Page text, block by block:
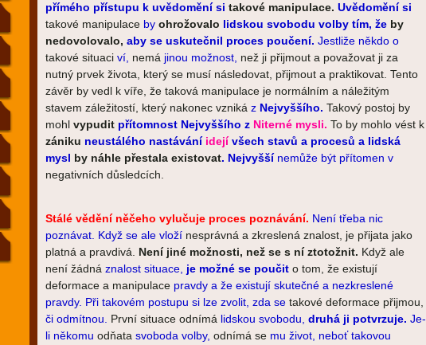
přímého přístupu k uvědomění si takové manipulace. Uvědomění si
takové manipulace by ohrožovalo lidskou svobodu volby tím, že by
nedovolovalo, aby se uskutečnil proces poučení. Jestliže někdo o
takové situaci ví, nemá jinou možnost, než ji přijmout a považovat ji za
nutný prvek života, který se musí následovat, přijmout a praktikovat. Tento
závěr by vedl k víře, že taková manipulace je normálním a náležitým
stavem záležitostí, který nakonec vzniká z Nejvyššího. Takový postoj by
mohl vypudit přítomnost Nejvyššího z Niterné mysli. To by mohlo vést k
zániku neustálého nastávání idejívšech stavů a procesů a lidská
mysl by náhle přestala existovat. Nejvyššínemůže být přítomen v
negativních důsledcích.
Stálé vědění něčeho vylučuje proces poznávání. Není třeba nic
poznávat. Když se ale vloží nesprávná a zkreslená znalost, je přijata jako
platná a pravdivá. Není jiné možnosti, než se s ní ztotožnit. Když ale
není žádná znalost situace, je možné se poučit o tom, že existují
deformace a manipulace pravdy a že existují skutečné a nezkreslené
pravdy. Při takovém postupu si lze zvolit, zda se takové deformace přijmou,
či odmítnou.
První situace odnímá lidskou svobodu, druhá ji potvrzuje. Je-
li někomu odňata svoboda volby, odnímá se mu život, neboť takovou